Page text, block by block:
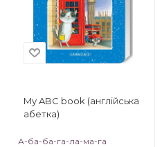
My ABC book (англійська
абетка)
А-ба-ба-га-ла-ма-га